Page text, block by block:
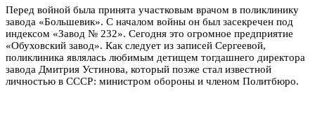
Перед войной была принята участковым врачом в поликлинику
завода «Большевик». С началом войны он был засекречен под
индексом «Завод № 232». Сегодня это огромное предприятие
«Обуховский завод». Как следует из записей Сергеевой,
поликлиника являлась любимым детищем тогдашнего директора
завода Дмитрия Устинова, который позже стал известной
личностью в СССР: министром обороны и членом Политбюро.